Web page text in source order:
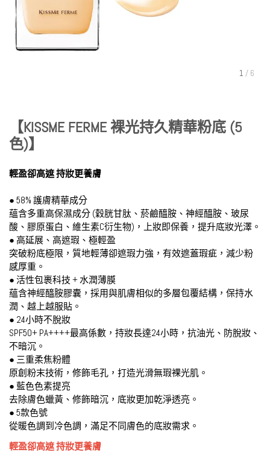
1 / 6
【KISSME FERME 裸光持久精華粉底 (5
色)】
輕盈卻高遮 持妝更養膚
● 58% 護膚精華成分
蘊含多重高保濕成分 (穀胱甘肽、菸鹼醯胺、神經醯胺、玻尿
酸、膠原蛋白、維生素C衍生物)，上妝即保養，提升底妝光澤。
● 高延展、高遮瑕、極輕盈
突破粉底極限，質地輕薄卻遮瑕力強，有效遮蓋瑕疵，減少粉
感厚重。
● 活性包裹科技 + 水潤薄膜
蘊含神經醯胺膠囊，採用與肌膚相似的多層包覆結構，保持水
潤、越上越服貼。
● 24小時不脫妝
SPF50+ PA++++最高係數，持妝長達24小時，抗油光、防脫妝、
不暗沉。
● 三重柔焦粉體
原創粉末技術，修飾毛孔，打造光滑無瑕裸光肌。
● 藍色色素提亮
去除膚色蠟黃、修飾暗沉，底妝更加乾淨透亮。
● 5款色號
從暖色調到冷色調，滿足不同膚色的底妝需求。
輕盈卻高遮 持妝更養膚